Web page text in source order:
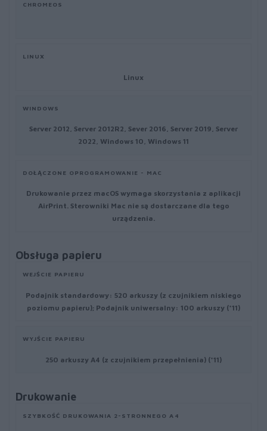
CHROMEOS
LINUX
Linux
WINDOWS
Server 2012, Server 2012R2, Sever 2016, Server 2019, Server
2022, Windows 10, Windows 11
DOŁĄCZONE OPROGRAMOWANIE - MAC
Drukowanie przez macOS wymaga skorzystania z aplikacji
AirPrint. Sterowniki Mac nie są dostarczane dla tego
urządzenia.
Obsługa papieru
WEJŚCIE PAPIERU
Podajnik standardowy: 520 arkuszy (z czujnikiem niskiego
poziomu papieru); Podajnik uniwersalny: 100 arkuszy (*11)
WYJŚCIE PAPIERU
250 arkuszy A4 (z czujnikiem przepełnienia) (*11)
Drukowanie
SZYBKOŚĆ DRUKOWANIA 2-STRONNEGO A4